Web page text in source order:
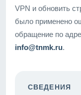
VPN и обновить
было применено
обращение по
info@tnmk.ru.
СВЕДЕНИЯ